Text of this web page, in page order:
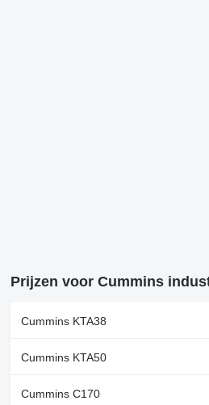
Prijzen voor Cummins
Cummins KTA38
Cummins KTA50
Cummins C170